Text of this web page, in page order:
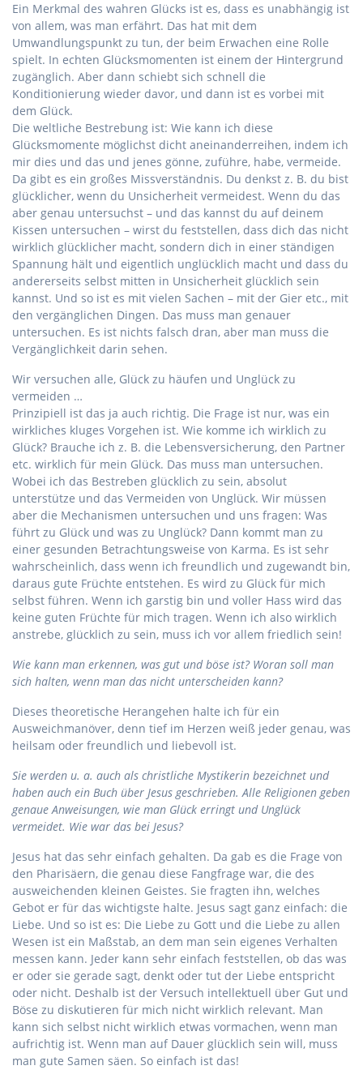
Ein Merkmal des wahren Glücks ist es, dass es unabhängig ist
von allem, was man erfährt. Das hat mit dem
Umwandlungspunkt zu tun, der beim Erwachen eine Rolle
spielt. In echten Glücksmomenten ist einem der Hintergrund
zugänglich. Aber dann schiebt sich schnell die
Konditionierung wieder davor, und dann ist es vorbei mit
dem Glück.
Die weltliche Bestrebung ist: Wie kann ich diese
Glücksmomente möglichst dicht aneinanderreihen, indem ich
mir dies und das und jenes gönne, zuführe, habe, vermeide.
Da gibt es ein großes Missverständnis. Du denkst z. B. du bist
glücklicher, wenn du Unsicherheit vermeidest. Wenn du das
aber genau untersuchst – und das kannst du auf deinem
Kissen untersuchen – wirst du feststellen, dass dich das nicht
wirklich glücklicher macht, sondern dich in einer ständigen
Spannung hält und eigentlich unglücklich macht und dass du
andererseits selbst mitten in Unsicherheit glücklich sein
kannst. Und so ist es mit vielen Sachen – mit der Gier etc., mit
den vergänglichen Dingen. Das muss man genauer
untersuchen. Es ist nichts falsch dran, aber man muss die
Vergänglichkeit darin sehen.
Wir versuchen alle, Glück zu häufen und Unglück zu
vermeiden …
Prinzipiell ist das ja auch richtig. Die Frage ist nur, was ein
wirkliches kluges Vorgehen ist. Wie komme ich wirklich zu
Glück? Brauche ich z. B. die Lebensversicherung, den Partner
etc. wirklich für mein Glück. Das muss man untersuchen.
Wobei ich das Bestreben glücklich zu sein, absolut
unterstütze und das Vermeiden von Unglück. Wir müssen
aber die Mechanismen untersuchen und uns fragen: Was
führt zu Glück und was zu Unglück? Dann kommt man zu
einer gesunden Betrachtungsweise von Karma. Es ist sehr
wahrscheinlich, dass wenn ich freundlich und zugewandt bin,
daraus gute Früchte entstehen. Es wird zu Glück für mich
selbst führen. Wenn ich garstig bin und voller Hass wird das
keine guten Früchte für mich tragen. Wenn ich also wirklich
anstrebe, glücklich zu sein, muss ich vor allem friedlich sein!
Wie kann man erkennen, was gut und böse ist? Woran soll man
sich halten, wenn man das nicht unterscheiden kann?
Dieses theoretische Herangehen halte ich für ein
Ausweichmanöver, denn tief im Herzen weiß jeder genau, was
heilsam oder freundlich und liebevoll ist.
Sie werden u. a. auch als christliche Mystikerin bezeichnet und
haben auch ein Buch über Jesus geschrieben. Alle Religionen geben
genaue Anweisungen, wie man Glück erringt und Unglück
vermeidet. Wie war das bei Jesus?
Jesus hat das sehr einfach gehalten. Da gab es die Frage von
den Pharisäern, die genau diese Fangfrage war, die des
ausweichenden kleinen Geistes. Sie fragten ihn, welches
Gebot er für das wichtigste halte. Jesus sagt ganz einfach: die
Liebe. Und so ist es: Die Liebe zu Gott und die Liebe zu allen
Wesen ist ein Maßstab, an dem man sein eigenes Verhalten
messen kann. Jeder kann sehr einfach feststellen, ob das was
er oder sie gerade sagt, denkt oder tut der Liebe entspricht
oder nicht. Deshalb ist der Versuch intellektuell über Gut und
Böse zu diskutieren für mich nicht wirklich relevant. Man
kann sich selbst nicht wirklich etwas vormachen, wenn man
aufrichtig ist. Wenn man auf Dauer glücklich sein will, muss
man gute Samen säen. So einfach ist das!